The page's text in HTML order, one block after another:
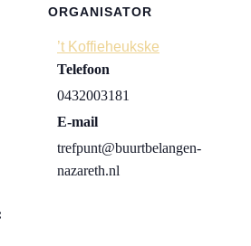
ORGANISATOR
’t Koffieheukske
Telefoon
0432003181
E-mail
trefpunt@buurtbelangen-
nazareth.nl